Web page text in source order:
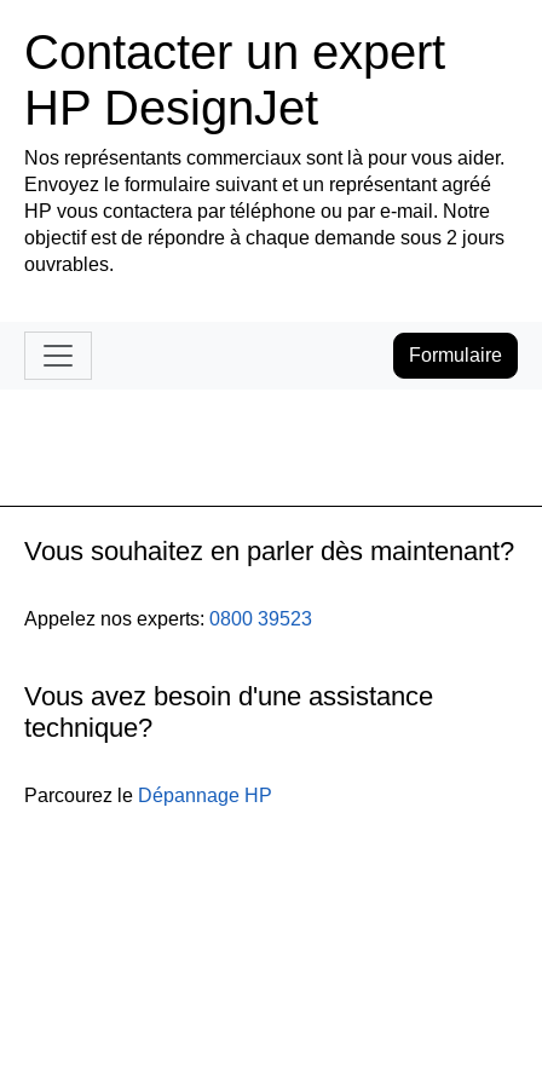
Contacter un expert
HP DesignJet
Nos représentants commerciaux sont là pour vous aider.
Envoyez le formulaire suivant et un représentant agréé
HP vous contactera par téléphone ou par e-mail. Notre
objectif est de répondre à chaque demande sous 2 jours
ouvrables.
Formulaire
Vous souhaitez en parler dès maintenant?
Appelez nos experts: 0800 39523
Vous avez besoin d'une assistance
technique?
Parcourez le Dépannage HP